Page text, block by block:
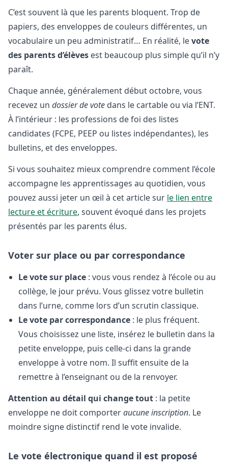
C’est souvent là que les parents bloquent. Trop de
papiers, des enveloppes de couleurs différentes, un
vocabulaire un peu administratif… En réalité, levote
des parents d’élèves est beaucoup plus simple qu’il n’y
paraît.
Chaque année, généralement début octobre, vous
recevez un dossier de vote dans le cartable ou via l’ENT.
À l’intérieur : les professions de foi des listes
candidates (FCPE, PEEP ou listes indépendantes), les
bulletins, et des enveloppes.
Si vous souhaitez mieux comprendre comment l’école
accompagne les apprentissages au quotidien, vous
pouvez aussi jeter un œil à cet article sur le lien entre
lecture et écriture, souvent évoqué dans les projets
présentés par les parents élus.
Voter sur place ou par correspondance
Le vote sur place : vous vous rendez à l’école ou au
collège, le jour prévu. Vous glissez votre bulletin
dans l’urne, comme lors d’un scrutin classique.
Le vote par correspondance : le plus fréquent.
Vous choisissez une liste, insérez le bulletin dans la
petite enveloppe, puis celle-ci dans la grande
enveloppe à votre nom. Il suffit ensuite de la
remettre à l’enseignant ou de la renvoyer.
Attention au détail qui change tout : la petite
enveloppe ne doit comporteraucune inscription. Le
moindre signe distinctif rend le vote invalide.
Le vote électronique quand il est proposé